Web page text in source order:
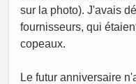
sur la photo). J'avais
fournisseurs, qui
copeaux.
Le futur anniversaire